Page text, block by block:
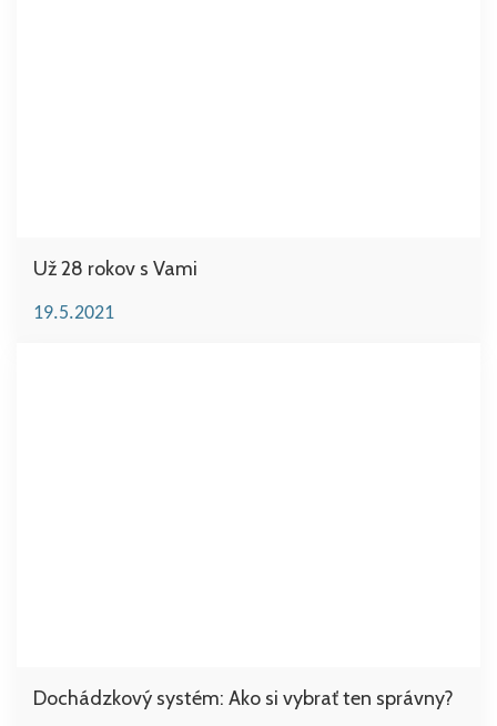
Už 28 rokov s Vami
19.5.2021
Dochádzkový systém: Ako si vybrať ten správny?